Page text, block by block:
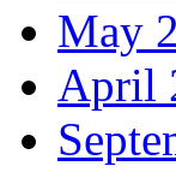
May
April